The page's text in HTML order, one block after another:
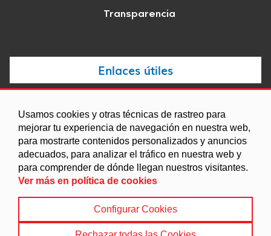
Usamos cookies y otras técnicas de rastreo para
mejorar tu experiencia de navegación en nuestra web,
para mostrarte contenidos personalizados y anuncios
adecuados, para analizar el tráfico en nuestra web y
para comprender de dónde llegan nuestros visitantes.
Ver más en política de cookies
Configurar Cookies
Transparencia
Enlaces útiles
Agenda
Ordenanzas
Entidades y asociaciones
Política de Cookies